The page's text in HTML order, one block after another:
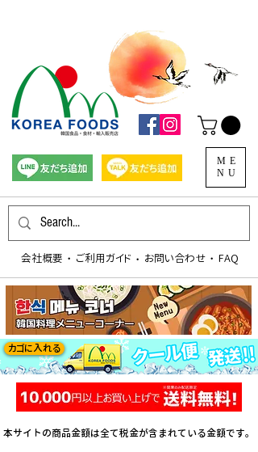
​ご利用ガイド お問い合わせ FAQ
会社概要 ​・ ​・
​・
ME
NU
カゴに入れる
本サイトの商品金額は全て税金が含まれている金額です。